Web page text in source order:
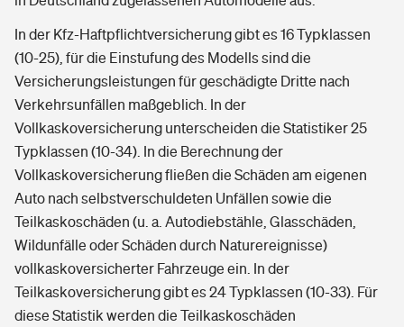
In der Kfz-Haftpflichtversicherung gibt es 16 Typklassen
(10-25), für die Einstufung des Modells sind die
Versicherungsleistungen für geschädigte Dritte nach
Verkehrsunfällen maßgeblich. In der
Vollkaskoversicherung unterscheiden die Statistiker 25
Typklassen (10-34). In die Berechnung der
Vollkaskoversicherung fließen die Schäden am eigenen
Auto nach selbstverschuldeten Unfällen sowie die
Teilkaskoschäden (u. a. Autodiebstähle, Glasschäden,
Wildunfälle oder Schäden durch Naturereignisse)
vollkaskoversicherter Fahrzeuge ein. In der
Teilkaskoversicherung gibt es 24 Typklassen (10-33). Für
diese Statistik werden die Teilkaskoschäden